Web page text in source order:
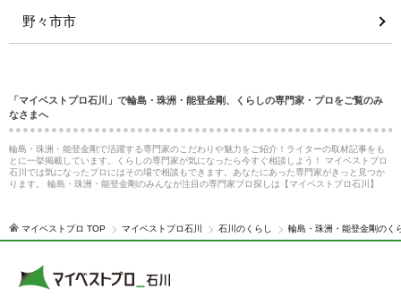
野々市市
「マイベストプロ石川」で輪島・珠洲・能登金剛、くらしの専門家・プロをご覧のみ
なさまへ
輪島・珠洲・能登金剛で活躍する専門家のこだわりや魅力をご紹介！ライターの取材記事をも
とに一挙掲載しています。くらしの専門家が気になったら今すぐ相談しよう！ マイベストプロ
石川では気になったプロにはその場で相談もできます。あなたにあった専門家がきっと見つか
ります。 輪島・珠洲・能登金剛のみんなが注目の専門家プロ探しは【マイベストプロ石川】
マイベストプロ TOP マイベストプロ石川 石川のくらし 輪島・珠洲・能登金剛のく